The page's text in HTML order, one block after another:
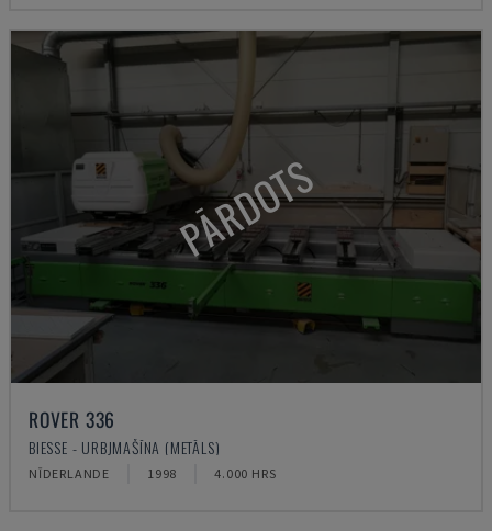
PĀRDOTS
ROVER 336
BIESSE - URBJMAŠĪNA (METĀLS)
NĪDERLANDE 1998 4.000 HRS